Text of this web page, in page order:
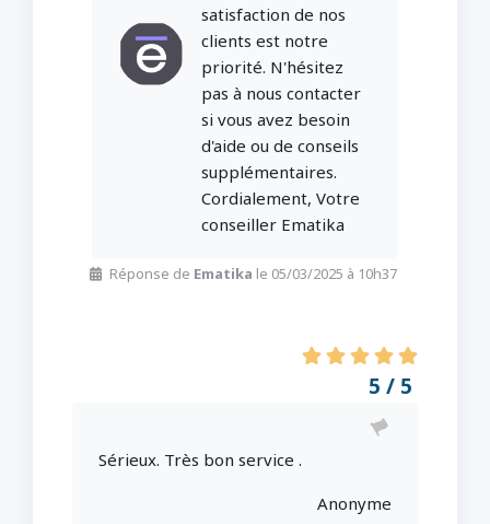
satisfaction de nos
clients est notre
priorité. N'hésitez
pas à nous contacter
si vous avez besoin
d'aide ou de conseils
supplémentaires.
Cordialement, Votre
conseiller Ematika
Réponse de Ematika le 05/03/2025 à 10h37
5 / 5
Sérieux. Très bon service .
Anonyme